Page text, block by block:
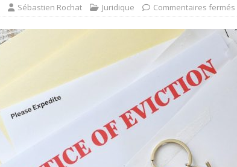
Sébastien Rochat Juridique Commentaires fermés